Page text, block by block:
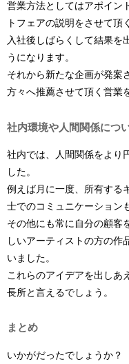
営業方法としてはアポイン
トフェアの説明をさせて頂
入社後しばらくして結果を
うになります。
それから新たな企画が発案
方々へ推薦させて頂く営業
社内環境や人間関係につ
社内では、人間関係をより
した。
例えば月に一度、所有する
士でのコミュニケーション
その他にも常に自分の顧客
しいアーティストの方の作
いました。
これらのアイデアを出しあ
長所と言えるでしょう。
まとめ
いかがだったでしょうか？